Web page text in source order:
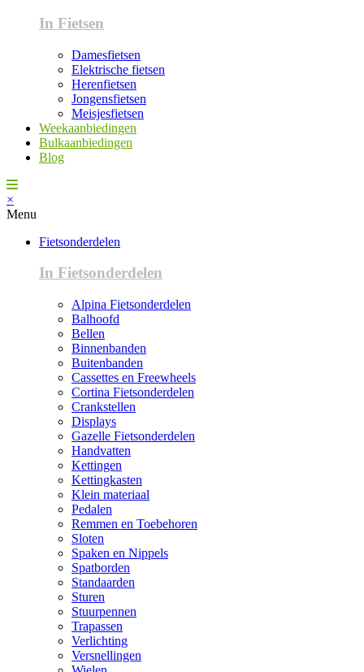
In Fietsen
Damesfietsen
Elektrische fietsen
Herenfietsen
Jongensfietsen
Meisjesfietsen
Weekaanbiedingen
Bulkaanbiedingen
Blog
×
Menu
Fietsonderdelen
In Fietsonderdelen
Alpina Fietsonderdelen
Balhoofd
Bellen
Binnenbanden
Buitenbanden
Cassettes en Freewheels
Cortina Fietsonderdelen
Crankstellen
Displays
Gazelle Fietsonderdelen
Handvatten
Kettingen
Kettingkasten
Klein materiaal
Pedalen
Remmen en Toebehoren
Sloten
Spaken en Nippels
Spatborden
Standaarden
Sturen
Stuurpennen
Trapassen
Verlichting
Versnellingen